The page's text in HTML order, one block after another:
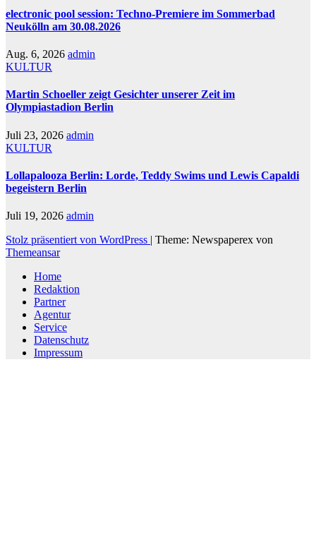
electronic pool session: Techno-Premiere im Sommerbad
Neukölln am 30.08.2026
Aug. 6, 2026 admin
KULTUR
Martin Schoeller zeigt Gesichter unserer Zeit im
Olympiastadion Berlin
Juli 23, 2026 admin
KULTUR
Lollapalooza Berlin: Lorde, Teddy Swims und Lewis Capaldi
begeistern Berlin
Juli 19, 2026 admin
Stolz präsentiert von WordPress | Theme: Newspaperex von
Themeansar
Home
Redaktion
Partner
Agentur
Service
Datenschutz
Impressum